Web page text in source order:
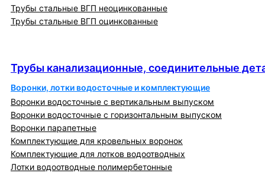
Трубы стальные ВГП неоцинкованные
Трубы стальные ВГП оцинкованные
Трубы канализационные, соединительные
Воронки, лотки водосточные и комплектующие
Воронки водосточные с вертикальным выпуском
Воронки водосточные с горизонтальным выпуском
Воронки парапетные
Комплектующие для кровельных воронок
Комплектующие для лотков водоотводных
Лотки водоотводные полимербетонные